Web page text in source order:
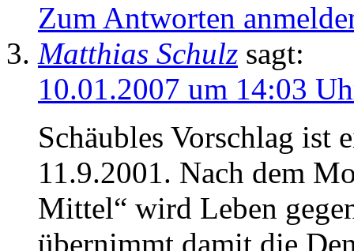
Zum Antworten
Matthias Schulz sagt:
10.01.2007 um 14:03
Schäubles Vorschlag ist
11.9.2001. Nach dem
Mittel“ wird Leben
übernimmt damit die